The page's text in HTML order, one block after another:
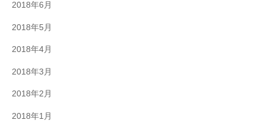
2018年6月
2018年5月
2018年4月
2018年3月
2018年2月
2018年1月